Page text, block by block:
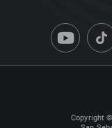
Copyright